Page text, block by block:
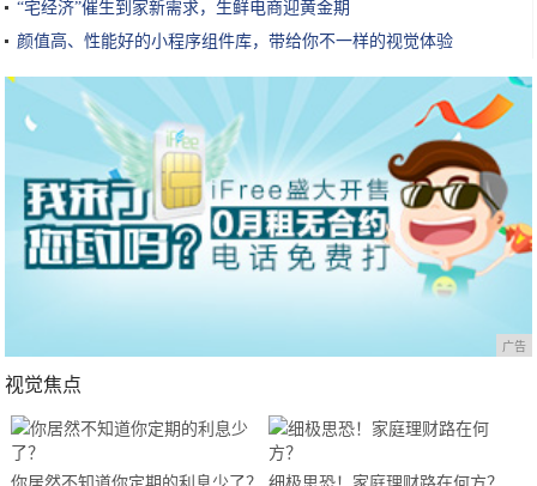
“宅经济”催生到家新需求，生鲜电商迎黄金期
颜值高、性能好的小程序组件库，带给你不一样的视觉体验
广告
视觉焦点